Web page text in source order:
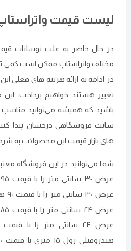
لیست قیمت
در حال حاضر به علت نوسانات
مختلف واتراستاپ ممکن است کمی
در ادامه به ارائه هزینه های
تغییر هستند خواهیم پرداخت.
باشید که همیشه می‌توانید مناسب
سایت فروشگاهی درخشان پیدا
های بازار قیمت این محصولات به
شما می‌توانید در این فروشگاه
عرض